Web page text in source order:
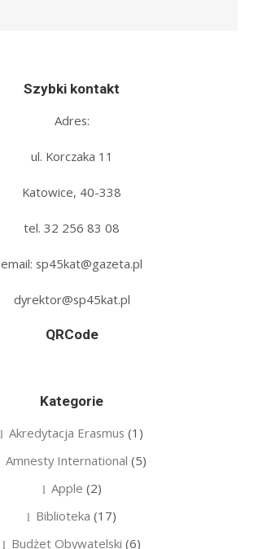
Szybki kontakt
Adres:
ul. Korczaka 11
Katowice, 40-338
tel. 32 256 83 08‬
email: sp45kat@gazeta.pl
dyrektor@sp45kat.pl
QRCode
Kategorie
Akredytacja Erasmus (1)
Amnesty International (5)
Apple (2)
Biblioteka (17)
Budżet Obywatelski (6)